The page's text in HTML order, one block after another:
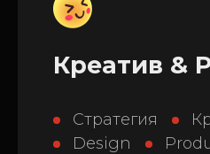
Креатив &
Стратегия
Design